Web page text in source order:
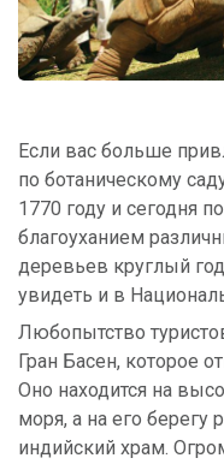
Если вас больше
по ботаническому
1770 году и сегодня
благоуханием
деревьев круглый
увидеть и в
Любопытство
Гран Басен, которое
Оно находится на
моря, а на его берегу
индийский храм.